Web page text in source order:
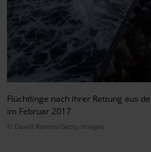
Flüchtlinge nach ihrer Rettung aus
im Februar 2017
© David Ramos/Getty Images